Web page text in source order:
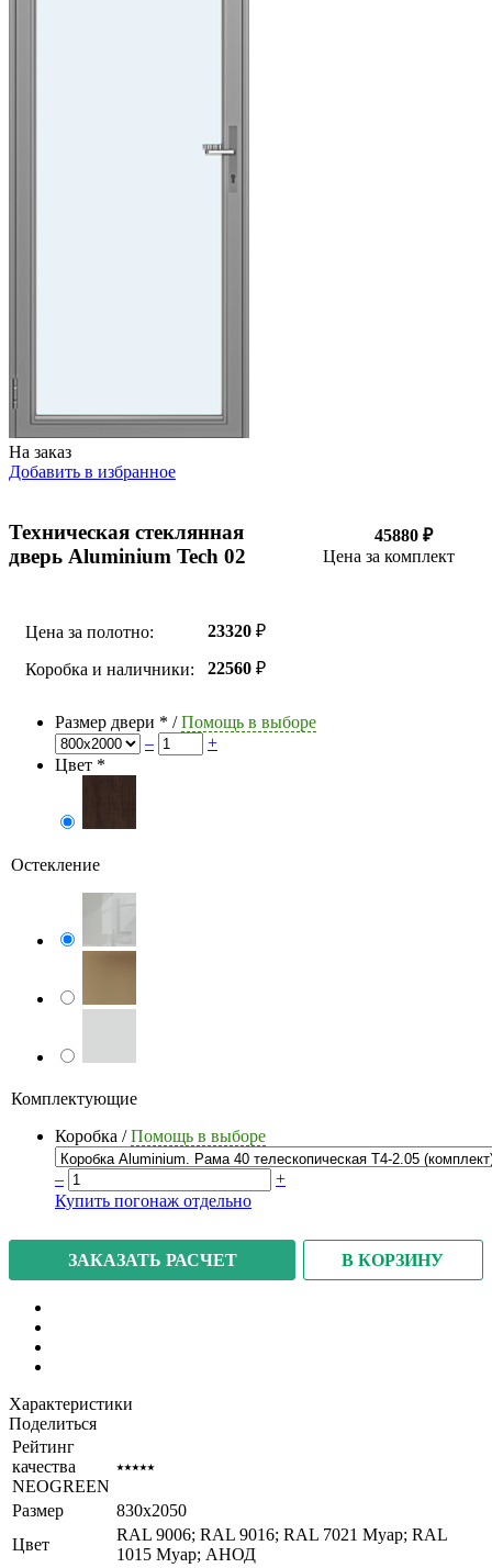
На заказ
Добавить в избранное
Техническая стеклянная
дверь Aluminium Tech 02
45880 ₽
Цена за комплект
Цена за полотно: 23320 ₽
Коробка и наличники: 22560 ₽
Размер двери * /Помощь в выборе
–
+
Цвет *
Остекление
Комплектующие
Коробка /Помощь в выборе
–
+
Купить погонаж отдельно
ЗАКАЗАТЬ РАСЧЕТ В КОРЗИНУ
Характеристики
Поделиться
Рейтинг
качества
NEOGREEN
⭑⭑⭑⭑⭑
Размер
830x2050
Цвет
RAL 9006; RAL 9016; RAL 7021 Муар; RAL
1015 Муар; АНОД